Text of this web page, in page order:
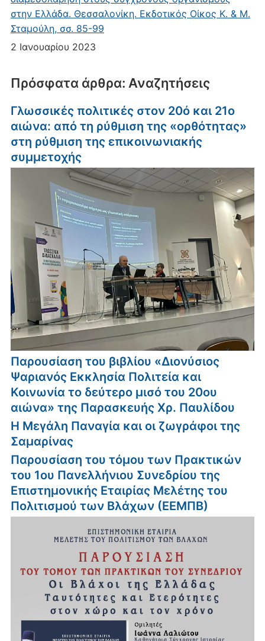
στην Ελλάδα. Θεσσαλονίκη. Εκδοτικός Οίκος Κ. & Μ.
Σταμούλη, σσ. 85-99
2 Ιανουαρίου 2023
Πρόσφατα άρθρα: Αναζητήσεις
Γλωσσικές πολιτικές στον 20ό και 21ο
αιώνα: από τη ρύθμιση της «ορθότητας»
στη ρύθμιση της επικοινωνιακής
συμμετοχής
Παρουσίαση του βιβλίου «Διονύσιος
Ψαριανός Εκκλησία Πολιτεία και
Κοινωνία το δεύτερο μισό του 20ου
αιώνα» της Παρασκευής Χρ. Παυλίδου
Η Μεγάλη Παναγία και οι ζωγράφοι της
Σαμαρίνας
Παρουσίαση του τόμου των Πρακτικών
του 1ου Πανελλήνιου Συνεδρίου της
Επιστημονικής Εταιρίας Μελέτης του
Πολιτισμού των Βλάχων (ΕΕΜΠΒ)